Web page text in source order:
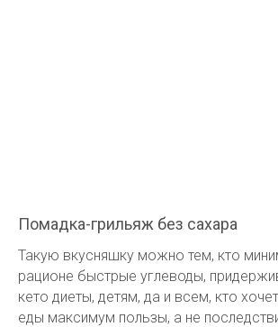
Помадка-грильяж без сахара
Такую вкусняшку можно тем, кто
рационе быстрые углеводы,
кето диеты, детям, да и всем, кто
еды максимум пользы, а не